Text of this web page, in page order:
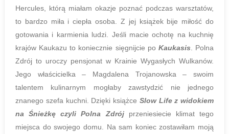
Hercules, którą miałam okazje poznać podczas warsztatów,
to bardzo miła i ciepła osoba. Z jej książek bije miłość do
gotowania i karmienia ludzi. Jeśli macie ochotę na kuchnię
krajów Kaukazu to koniecznie sięgnijcie po Kaukasis. Polna
Zdrój to uroczy pensjonat w Krainie Wygasłych Wulkanów.
Jego właścicielka – Magdalena Trojanowska – swoim
talentem kulinarnym mogłaby zawstydzić nie jednego
znanego szefa kuchni. Dzięki książce Slow Life z widokiem
na Śnieżkę czyli Polna Zdrójprzeniesiecie klimat tego
miejsca do swojego domu. Na sam koniec zostawiłam moją